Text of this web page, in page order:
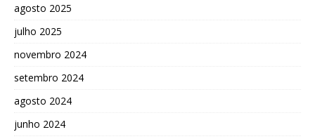
agosto 2025
julho 2025
novembro 2024
setembro 2024
agosto 2024
junho 2024